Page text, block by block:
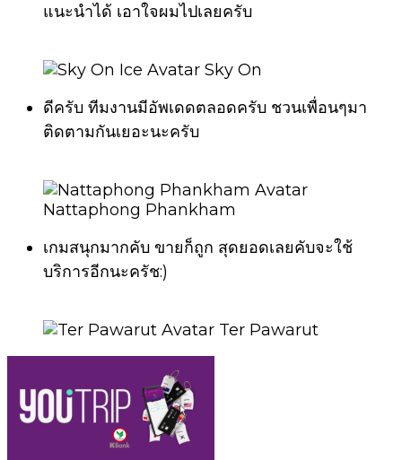
แนะนำได้ เอาใจผมไปเลยครับ
Sky On
ดีครับ ทีมงานมีอัพเดดตลอดครับ ชวนเพื่อนๆมา
ติดตามกันเยอะนะครับ
Nattaphong Phankham
เกมสนุกมากคับ ขายก็ถูก สุดยอดเลยคับจะใช้
บริการอีกนะครัช:)
Ter Pawarut